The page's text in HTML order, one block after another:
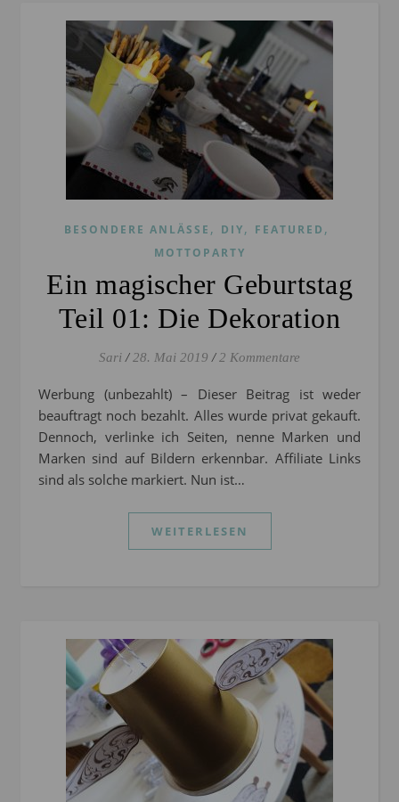
BESONDERE ANLÄSSE , DIY, FEATURED ,
MOTTOPARTY
Ein magischer Geburtstag
Teil 01: Die Dekoration
Sari / 28. Mai 2019 / 2 Kommentare
Werbung (unbezahlt) – Dieser Beitrag ist weder
beauftragt noch bezahlt. Alles wurde privat gekauft.
Dennoch, verlinke ich Seiten, nenne Marken und
Marken sind auf Bildern erkennbar. Affiliate Links
sind als solche markiert. Nun ist…
WEITERLESEN